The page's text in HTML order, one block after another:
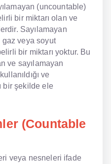
(uncountable)
bir miktarı olan ve
Sayılamayan
gaz veya soyut
bir miktarı yoktur. Bu
ve sayılamayan
ve
bir şekilde ele
(Countable
veya nesneleri ifade